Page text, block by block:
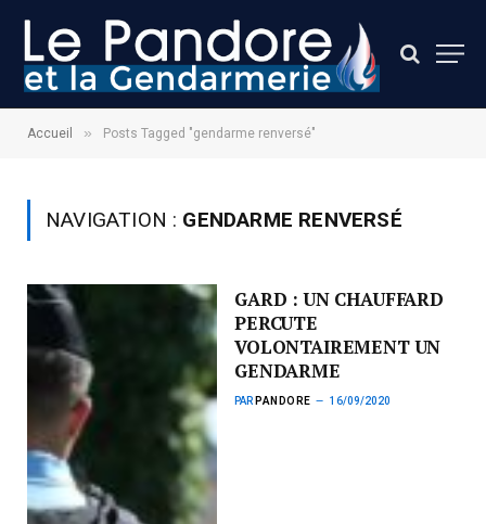
Accueil » Posts Tagged "gendarme renversé"
NAVIGATION : GENDARME RENVERSÉ
GARD : UN CHAUFFARD
PERCUTE
VOLONTAIREMENT UN
GENDARME
PAR PANDORE 16/09/2020